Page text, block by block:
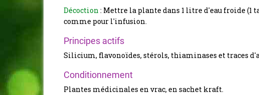
Décoction : Mettre la plante dans 1 litre d'eau froide (1
comme pour l'infusion.
Principes actifs
Silicium, flavonoïdes, stérols, thiaminases et traces
Conditionnement
Plantes médicinales en vrac, en sachet kraft.